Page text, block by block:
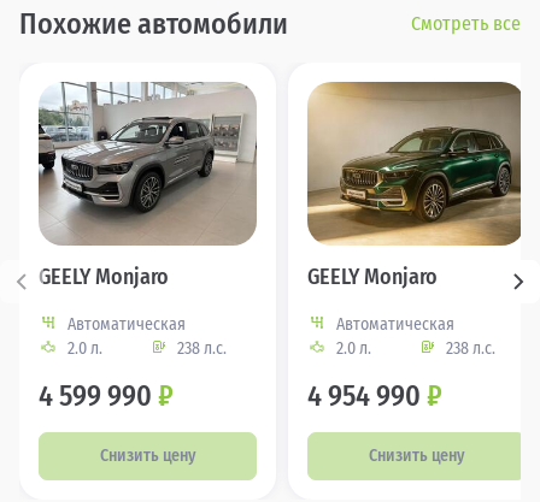
Похожие автомобили Смотреть все
GEELY Monjaro
Автоматическая
2.0 л.
238 л.с.
4 599 990 ₽
Снизить цену
GEELY Monjaro
Автоматическая
2.0 л.
238 л.с.
4 954 990 ₽
Снизить цену